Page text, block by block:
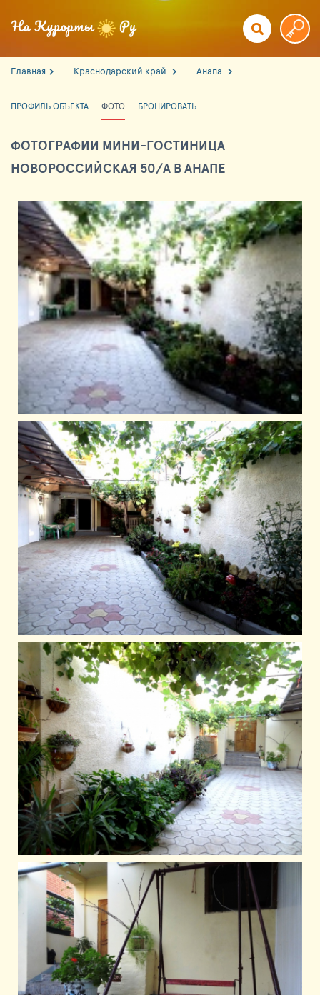
Главная Краснодарский край Анапа
ПРОФИЛЬ ОБЪЕКТА ФОТО БРОНИРОВАТЬ
ФОТОГРАФИИ МИНИ-ГОСТИНИЦА
НОВОРОССИЙСКАЯ 50/А В АНАПЕ